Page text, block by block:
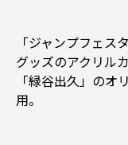
「ジャンプフェ
グッズのアクリル
「緑谷出久」の
用。